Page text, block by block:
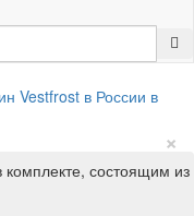
×
комплекте, состоящим